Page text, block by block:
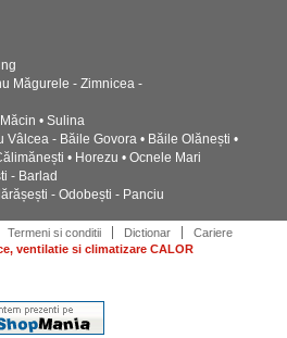
Măgurele - Zimnicea -
• Sulina
- Băile Govora • Băile Olănești •
• Horezu • Ocnele Mari
- Barlad
- Odobești - Panciu
Termeni si conditii Dictionar
Cariere
ventilatie si climatizare CALOR